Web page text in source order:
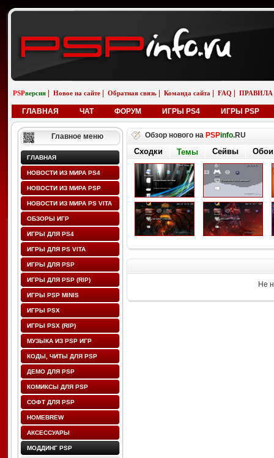
PSPверсия Новое на сайте Обратная связь Команда сайта FAQ ПРАВИЛА
ГЛАВНАЯ ЧАТ ФОРУМ ИГРЫ PS4 ИГРЫ PSP
Главное меню
ГЛАВНАЯ
НОВОСТИ ИЗ МИРА PS4
НОВОСТИ ИЗ МИРА PSP
НОВОСТИ ИЗ МИРА PS VITA
ОБЗОРЫ ИГР
ИГРЫ ДЛЯ PS4
ИГРЫ ДЛЯ PS VITA
ИГРЫ ДЛЯ PSP
ИГРЫ ДЛЯ PSP (RIP)
ИГРЫ PSP MINIS
ИГРЫ PSX
ИГРЫ PSX (RIP)
МУЗЫКА ИЗ PSP ИГР
КОДЫ, ЧИТЫ ДЛЯ PSP
ДЕМО ДЛЯ PSP
КОМИКСЫ ДЛЯ PSP
СОФТ ДЛЯ PSP
HOMEBREW
АКСЕССУАРЫ
МОДДИНГ PSP
Обзор нового на PSPinfo.RU
Сходки Темы Сейвы Обои
Не